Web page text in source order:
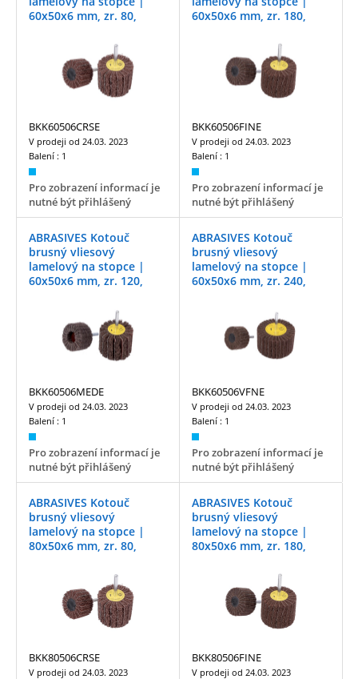
60x50x6 mm, zr. 80,
BKK60506CRSE
V prodeji od 24.03. 2023
Balení : 1
Pro zobrazení informací je
nutné být přihlášený
60x50x6 mm, zr. 180,
BKK60506FINE
V prodeji od 24.03. 2023
Balení : 1
Pro zobrazení informací je
nutné být přihlášený
ABRASIVES Kotouč
brusný vliesový
lamelový na stopce |
60x50x6 mm, zr. 120,
BKK60506MEDE
V prodeji od 24.03. 2023
Balení : 1
Pro zobrazení informací je
nutné být přihlášený
ABRASIVES Kotouč
brusný vliesový
lamelový na stopce |
60x50x6 mm, zr. 240,
BKK60506VFNE
V prodeji od 24.03. 2023
Balení : 1
Pro zobrazení informací je
nutné být přihlášený
ABRASIVES Kotouč
brusný vliesový
lamelový na stopce |
80x50x6 mm, zr. 80,
BKK80506CRSE
V prodeji od 24.03. 2023
ABRASIVES Kotouč
brusný vliesový
lamelový na stopce |
80x50x6 mm, zr. 180,
BKK80506FINE
V prodeji od 24.03. 2023